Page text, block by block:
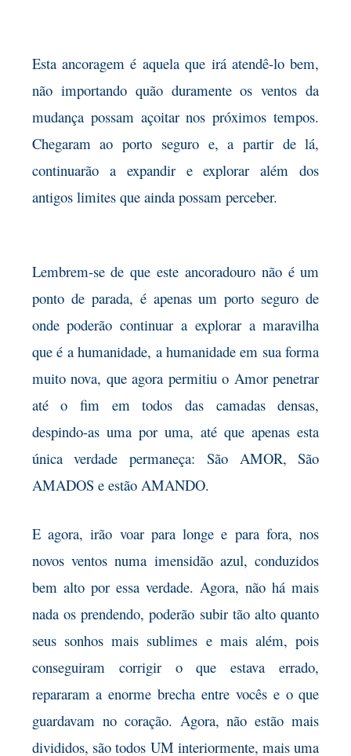
Esta ancoragem é aquela que irá atendê-lo bem,
não importando quão duramente os ventos da
mudança possam açoitar nos próximos tempos.
Chegaram ao porto seguro e, a partir de lá,
continuarão a expandir e explorar além dos
antigos limites que ainda possam perceber.
Lembrem-se de que este ancoradouro não é um
ponto de parada, é apenas um porto seguro de
onde poderão continuar a explorar a maravilha
que é a humanidade, a humanidade em sua forma
muito nova, que agora permitiu o Amor penetrar
até o fim em todos das camadas densas,
despindo-as uma por uma, até que apenas esta
única verdade permaneça: São AMOR, São
AMADOS e estão AMANDO.
E agora, irão voar para longe e para fora, nos
novos ventos numa imensidão azul, conduzidos
bem alto por essa verdade. Agora, não há mais
nada os prendendo, poderão subir tão alto quanto
seus sonhos mais sublimes e mais além, pois
conseguiram corrigir o que estava errado,
repararam a enorme brecha entre vocês e o que
guardavam no coração. Agora, não estão mais
divididos, são todos UM interiormente, mais uma